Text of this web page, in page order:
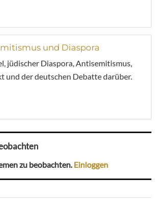
und Diaspora
jüdischer Diaspora, Antisemitismus,
und der deutschen Debatte darüber.
zu beobachten.Einloggen